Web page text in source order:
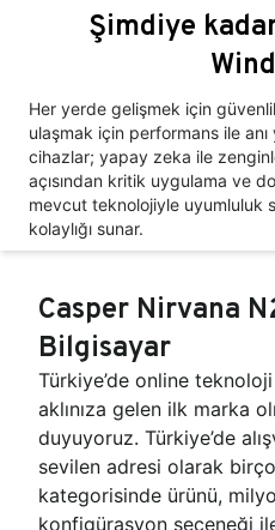
Şimdiye
Her yerde gelişmek için
ulaşmak için performans ile
cihazlar; yapay zeka ile
açısından kritik uygulama ve
mevcut teknolojiyle uyumluluk
kolaylığı sunar.
Casper Nirvana
Bilgisayar
Türkiye’de online
aklınıza gelen ilk marka
duyuyoruz. Türkiye’de
sevilen adresi olarak
kategorisinde ürünü,
konfigürasyon seçeneği